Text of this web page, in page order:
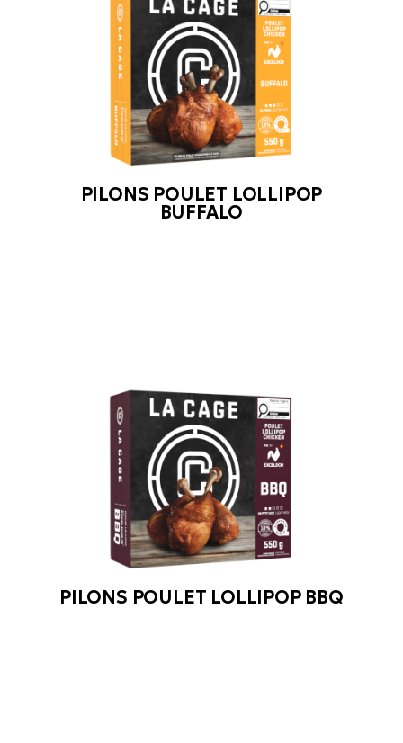
PILONS POULET LOLLIPOP
BUFFALO
PILONS POULET LOLLIPOP BBQ